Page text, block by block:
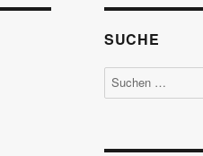
SUCHE
Suchen
nach: